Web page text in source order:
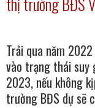
Trải qua năm
vào trạng thái suy
2023, nếu không
trường BĐS dự sẽ